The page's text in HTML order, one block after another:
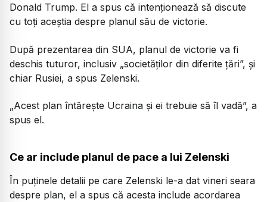
Donald Trump. El a spus că intenționează să discute
cu toți aceștia despre planul său de victorie.
După prezentarea din SUA, planul de victorie va fi
deschis tuturor, inclusiv „societăților din diferite țări”, și
chiar Rusiei, a spus Zelenski.
„Acest plan întărește Ucraina și ei trebuie să îl vadă”, a
spus el.
Ce ar include planul de pace a lui Zelenski
În puținele detalii pe care Zelenski le-a dat vineri seara
despre plan, el a spus că acesta include acordarea